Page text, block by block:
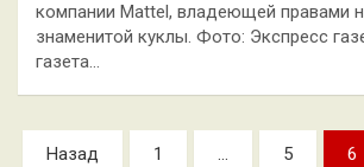
компании Mattel, владеющей правами
знаменитой куклы. Фото: Экспресс
газета…
Пагинация
Назад 1 … 5 6